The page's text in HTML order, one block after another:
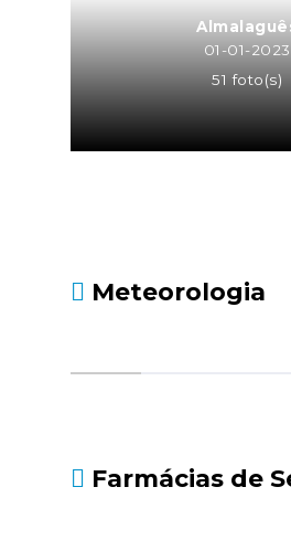
01-01-2023
51 foto(s)
Meteorologia
Farmácias de